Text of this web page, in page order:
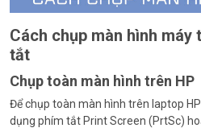
Cách chụp màn hình máy
tắt
Chụp toàn màn hình trên HP
Để chụp toàn màn hình trên laptop
dụng phím tắt Print Screen (PrtSc)